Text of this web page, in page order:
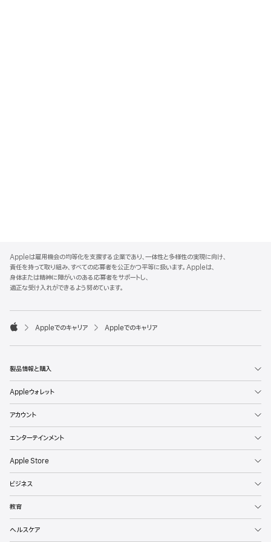
p
p
l
e
o
t
Appleは雇用機会の均等化を支援する企業であり、一体性と多様性の実現に向け、
責任を持って取り組み、すべての応募者を公正かつ平等に扱います。Appleは、
身体または精神に障がいのある応募者をサポートし、
適正な受け入れができるよう努めています。

p
l
Appleでのキャリア Appleでのキャリア
製品情報と購入
Appleウォレット
アカウント
エンターテインメント
Apple Store
ビジネス
教育
ヘルスケア